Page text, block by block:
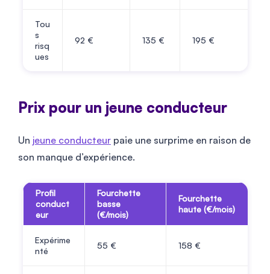
Tou
s
risq
ues
92 € 135 € 195 €
Prix pour un jeune conducteur
Un jeune conducteur paie une surprime en raison de
son manque d’expérience.
Profil
conduct
eur
Fourchette
basse
(€/mois)
Fourchette
haute (€/mois)
Expérime
nté
55 € 158 €